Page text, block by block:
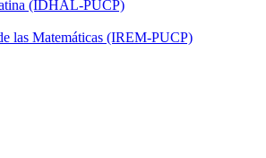
(IDHAL-PUCP)
las Matemáticas (IREM-PUCP)